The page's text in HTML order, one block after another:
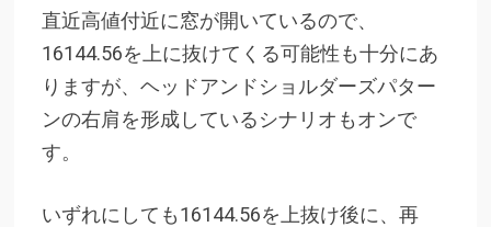
直近高値付近に窓が開いているので、
16144.56を上に抜けてくる可能性も十分にあ
りますが、ヘッドアンドショルダーズパター
ンの右肩を形成しているシナリオもオンで
す。
いずれにしても16144.56を上抜け後に、再